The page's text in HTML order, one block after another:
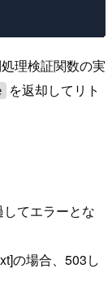
理検証関数の実
を返却してリト
てエラーとな
の場合、503し